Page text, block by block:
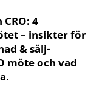
4
– insikter för
& sälj-
möte och vad